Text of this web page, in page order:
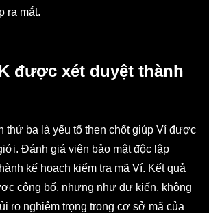
ra mắt.
được xét duyệt thành
thứ ba là yếu tố then chốt giúp Ví được
Đánh giá viên bảo mật độc lập
kế hoạch kiểm tra mã Ví. Kết quả
công bố, nhưng như dự kiến, không
ro nghiêm trọng trong cơ sở mã của